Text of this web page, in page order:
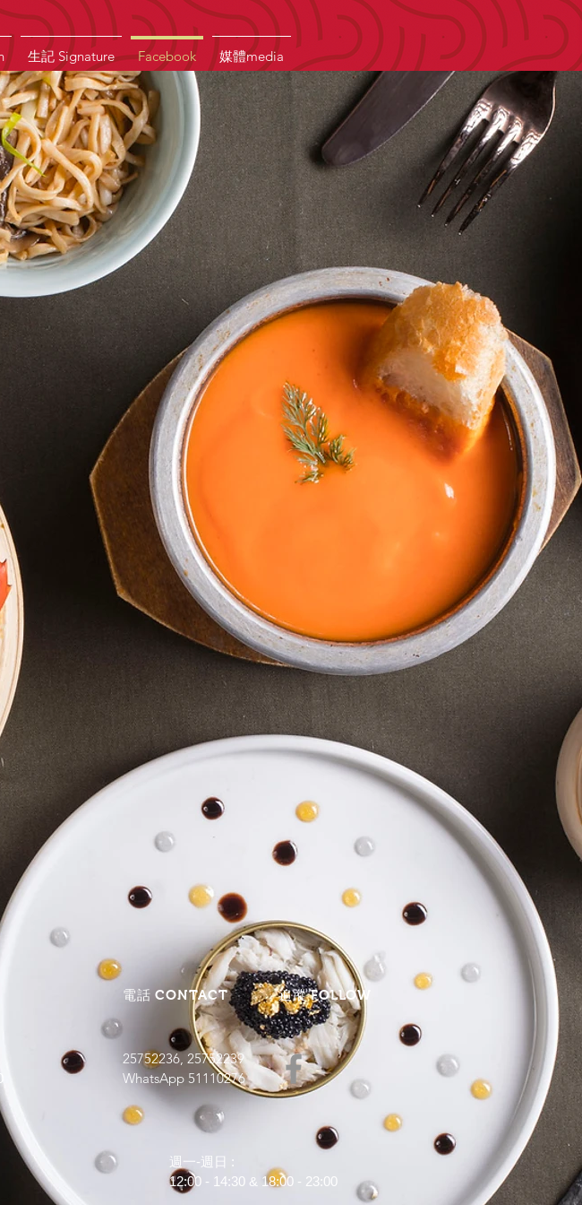
生記 Signature Facebook 媒體media
電話 CONTACT 追蹤 FOLLOW
25752236, 25752239
WhatsApp 51110276
週一-週日 :
12:00 - 14:30 & 18:00 - 23:00